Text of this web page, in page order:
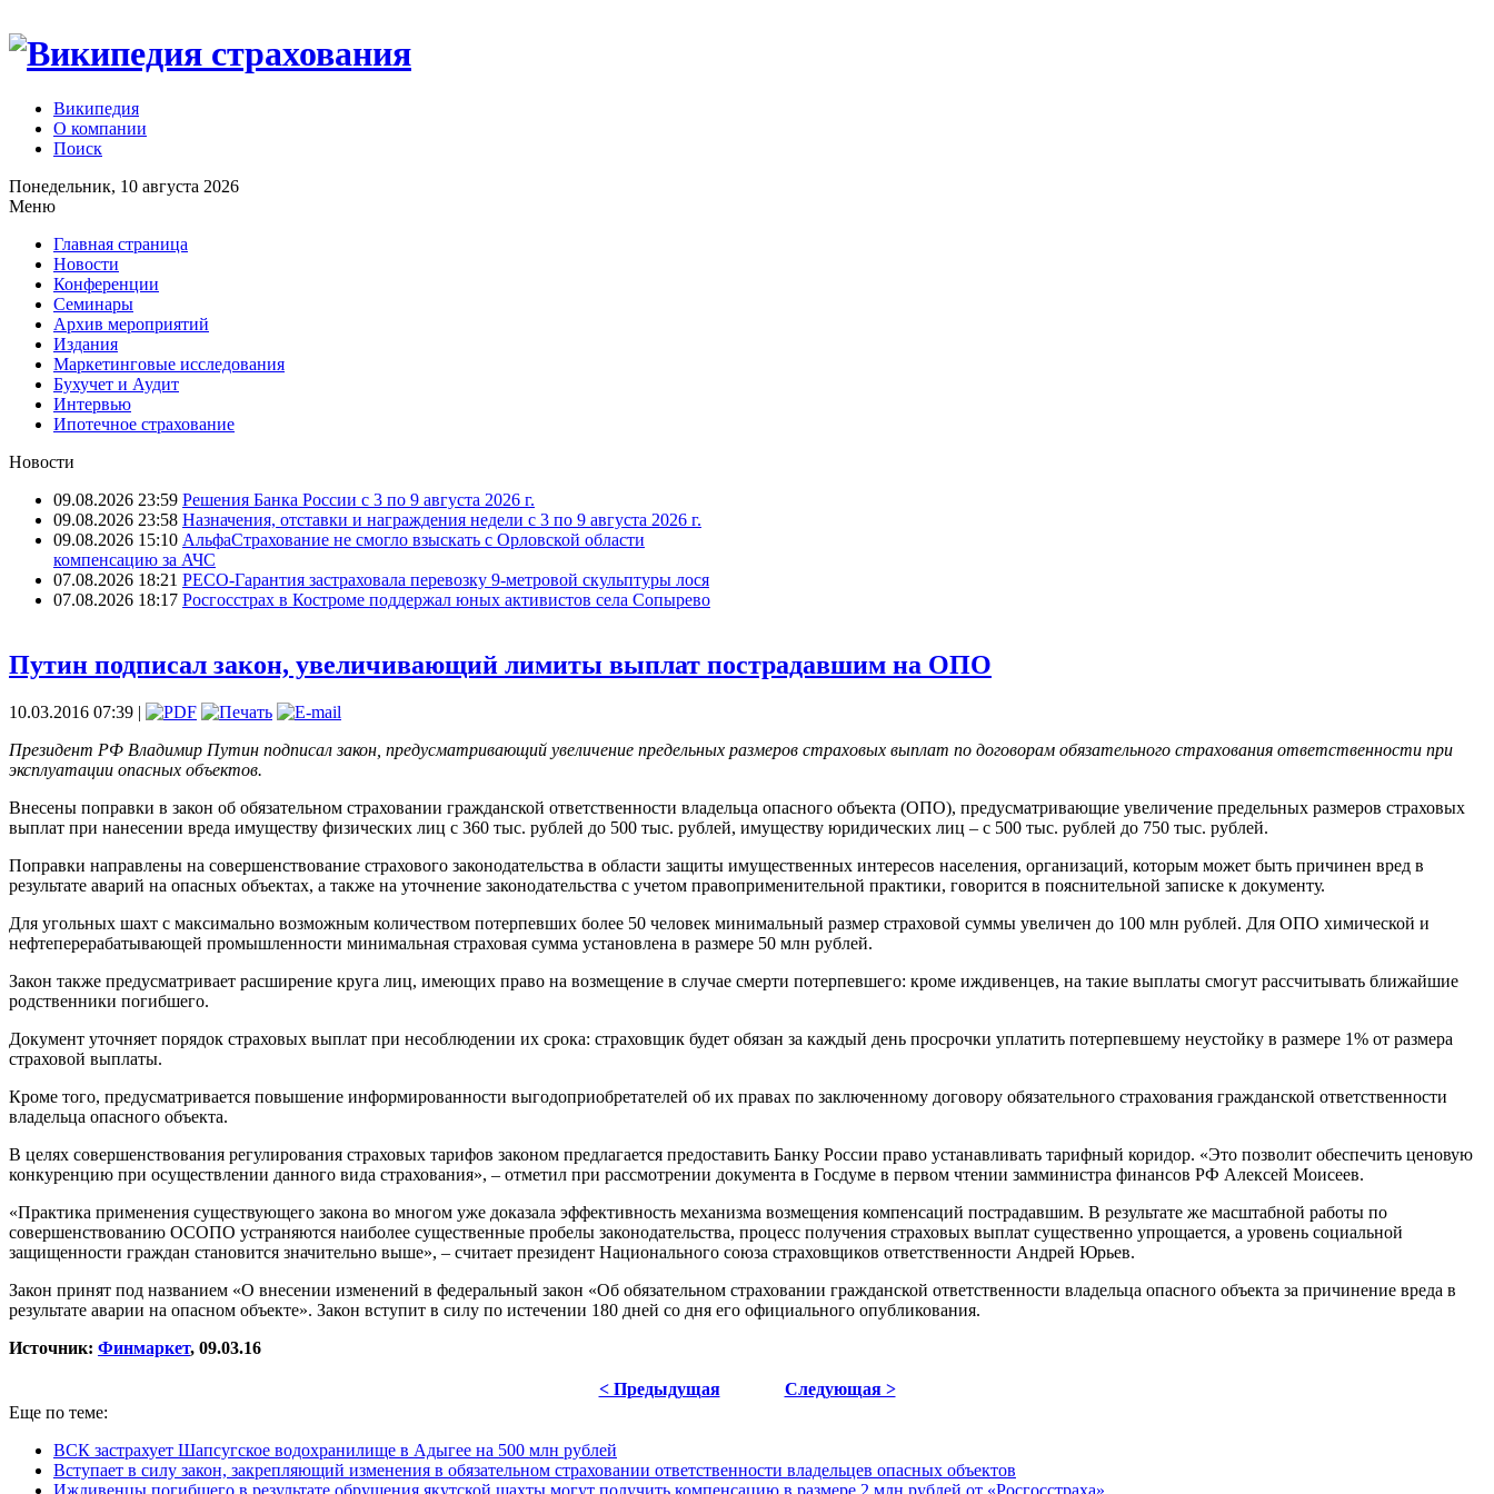
Википедия
О компании
Поиск
Понедельник, 10 августа 2026
Меню
Главная страница
Новости
Конференции
Семинары
Архив мероприятий
Издания
Маркетинговые исследования
Бухучет и Аудит
Интервью
Ипотечное страхование
Новости
09.08.2026 23:59 Решения Банка России с 3 по 9 августа 2026 г.
09.08.2026 23:58 Назначения, отставки и награждения недели с 3 по 9 августа 2026 г.
09.08.2026 15:10 АльфаСтрахование не смогло взыскать с Орловской области
компенсацию за АЧС
07.08.2026 18:21 РЕСО-Гарантия застраховала перевозку 9-метровой скульптуры лося
07.08.2026 18:17 Росгосстрах в Костроме поддержал юных активистов села Сопырево
Путин подписал закон, увеличивающий лимиты выплат пострадавшим на ОПО
10.03.2016 07:39 |
Президент РФ Владимир Путин подписал закон, предусматривающий увеличение предельных размеров страховых выплат по договорам обязательного страхования ответственности при
эксплуатации опасных объектов.
Внесены поправки в закон об обязательном страховании гражданской ответственности владельца опасного объекта (ОПО), предусматривающие увеличение предельных размеров страховых
выплат при нанесении вреда имуществу физических лиц с 360 тыс. рублей до 500 тыс. рублей, имуществу юридических лиц – с 500 тыс. рублей до 750 тыс. рублей.
Поправки направлены на совершенствование страхового законодательства в области защиты имущественных интересов населения, организаций, которым может быть причинен вред в
результате аварий на опасных объектах, а также на уточнение законодательства с учетом правоприменительной практики, говорится в пояснительной записке к документу.
Для угольных шахт с максимально возможным количеством потерпевших более 50 человек минимальный размер страховой суммы увеличен до 100 млн рублей. Для ОПО химической и
нефтеперерабатывающей промышленности минимальная страховая сумма установлена в размере 50 млн рублей.
Закон также предусматривает расширение круга лиц, имеющих право на возмещение в случае смерти потерпевшего: кроме иждивенцев, на такие выплаты смогут рассчитывать ближайшие
родственники погибшего.
Документ уточняет порядок страховых выплат при несоблюдении их срока: страховщик будет обязан за каждый день просрочки уплатить потерпевшему неустойку в размере 1% от размера
страховой выплаты.
Кроме того, предусматривается повышение информированности выгодоприобретателей об их правах по заключенному договору обязательного страхования гражданской ответственности
владельца опасного объекта.
В целях совершенствования регулирования страховых тарифов законом предлагается предоставить Банку России право устанавливать тарифный коридор. «Это позволит обеспечить ценовую
конкуренцию при осуществлении данного вида страхования», – отметил при рассмотрении документа в Госдуме в первом чтении замминистра финансов РФ Алексей Моисеев.
«Практика применения существующего закона во многом уже доказала эффективность механизма возмещения компенсаций пострадавшим. В результате же масштабной работы по
совершенствованию ОСОПО устраняются наиболее существенные пробелы законодательства, процесс получения страховых выплат существенно упрощается, а уровень социальной
защищенности граждан становится значительно выше», – считает президент Национального союза страховщиков ответственности Андрей Юрьев.
Закон принят под названием «О внесении изменений в федеральный закон «Об обязательном страховании гражданской ответственности владельца опасного объекта за причинение вреда в
результате аварии на опасном объекте». Закон вступит в силу по истечении 180 дней со дня его официального опубликования.
Источник: Финмаркет, 09.03.16
< Предыдущая
Следующая >
Еще по теме:
ВСК застрахует Шапсугское водохранилище в Адыгее на 500 млн рублей
Вступает в силу закон, закрепляющий изменения в обязательном страховании ответственности владельцев опасных объектов
Иждивенцы погибшего в результате обрушения якутской шахты могут получить компенсацию в размере 2 млн рублей от «Росгосстраха»